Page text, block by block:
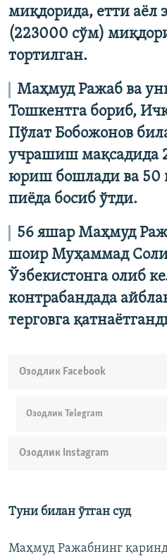
миқдорида, етти аёл
(223000 сўм)
тортилган.
Маҳмуд Ражаб ва
Тошкентга бориб,
Пўлат Бобожонов
учрашиш мақсадида
юриш бошлади ва 50
пиёда босиб ўтди.
56 яшар Маҳмуд
шоир Муҳаммад
Ўзбекистонга олиб
контрабандада
терговга
Озодлик Telegram
Озодлик Instagram
Озодлик Facebook
Туни билан ўтган суд
Маҳмуд Ражабнинг